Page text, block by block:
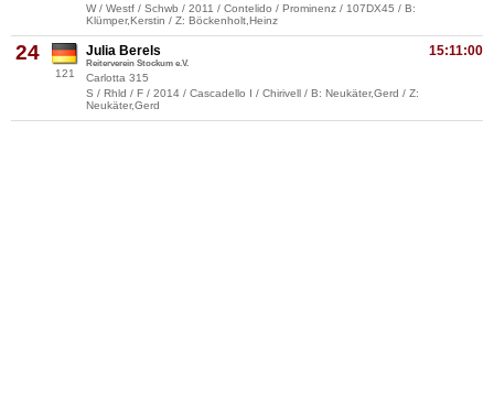
W / Westf / Schwb / 2011 / Contelido / Prominenz / 107DX45 / B:
Klümper,Kerstin / Z: Böckenholt,Heinz
24
121
15:11:00
Julia Berels
Reiterverein Stockum e.V.
Carlotta 315
S / Rhld / F / 2014 / Cascadello I / Chirivell / B: Neukäter,Gerd / Z:
Neukäter,Gerd